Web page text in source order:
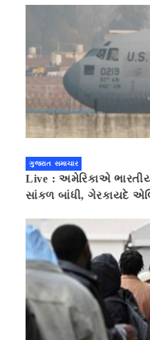
ગુજરાત સમાચાર
Live : અમેરિકાએ
સાંકળ બાંધી, ગેરકાયદે